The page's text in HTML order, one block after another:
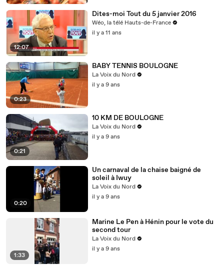
12:07
Dites-moi Tout du 5 janvier 2016
Wéo, la télé Hauts-de-France
il y a 11 ans
0:23
BABY TENNIS BOULOGNE
La Voix du Nord
il y a 9 ans
0:21
10 KM DE BOULOGNE
La Voix du Nord
il y a 9 ans
0:20
Un carnaval de la chaise baigné de
soleil à Iwuy
La Voix du Nord
il y a 9 ans
1:33
Marine Le Pen à Hénin pour le vote du
second tour
La Voix du Nord
il y a 9 ans